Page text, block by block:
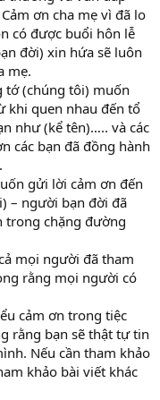
ơn cha mẹ vì đã lo
có được buổi hôn lễ
đời) xin hứa sẽ luôn
mẹ.
tớ (chúng tôi) muốn
khi quen nhau đến tổ
như (kể tên)….. và các
các bạn đã đồng hành
gửi lời cảm ơn đến
– người bạn đời đã
trong chặng đường
mọi người đã tham
rằng mọi người có
cảm ơn trong tiệc
rằng bạn sẽ thật tự tin
Nếu cần tham khảo
khảo bài viết khác